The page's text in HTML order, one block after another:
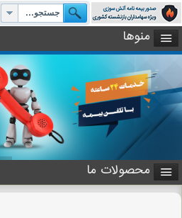
منوها
محصولات ما